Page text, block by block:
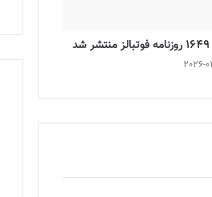
2026-